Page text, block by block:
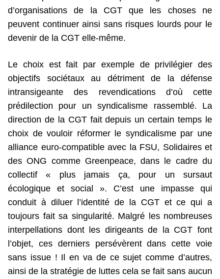
d’organisations de la CGT que les choses ne
peuvent continuer ainsi sans risques lourds pour le
devenir de la CGT elle-même.
Le choix est fait par exemple de privilégier des
objectifs sociétaux au détriment de la défense
intransigeante des revendications d’où cette
prédilection pour un syndicalisme rassemblé. La
direction de la CGT fait depuis un certain temps le
choix de vouloir réformer le syndicalisme par une
alliance euro-compatible avec la FSU, Solidaires et
des ONG comme Greenpeace, dans le cadre du
collectif « plus jamais ça, pour un sursaut
écologique et social ». C’est une impasse qui
conduit à diluer l’identité de la CGT et ce qui a
toujours fait sa singularité. Malgré les nombreuses
interpellations dont les dirigeants de la CGT font
l’objet, ces derniers persévèrent dans cette voie
sans issue ! Il en va de ce sujet comme d’autres,
ainsi de la stratégie de luttes cela se fait sans aucun